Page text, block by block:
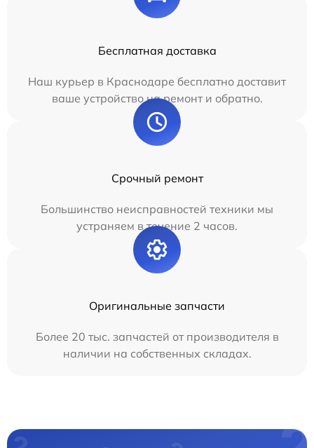
Бесплатная доставка
Наш курьер в Краснодаре бесплатно доставит
ваше устройство на ремонт и обратно.
Срочный ремонт
Большинство неисправностей техники мы
устраняем в течение 2 часов.
Оригинальные запчасти
Более 20 тыс. запчастей от производителя в
наличии на собственных складах.